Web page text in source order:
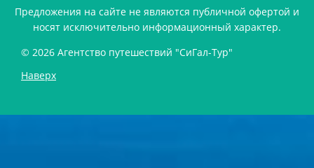
Предложения на сайте не являются публичной офертой и
носят исключительно информационный характер.
© 2026 Агентство путешествий "СиГал-Тур"
Наверх